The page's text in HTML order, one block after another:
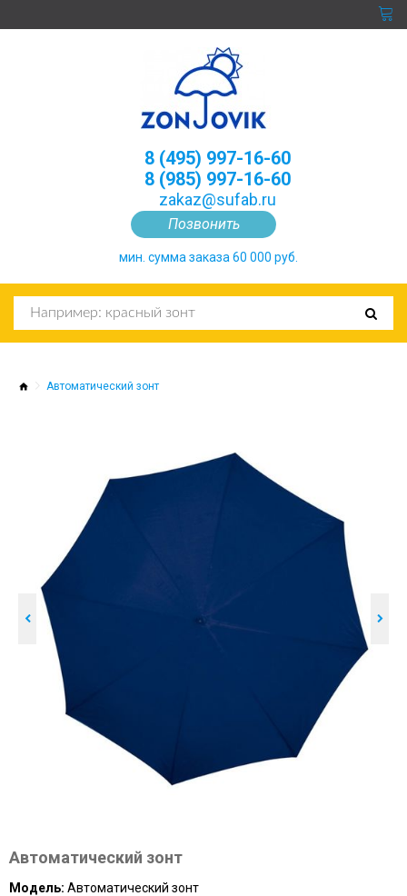
Позвонить
8 (495) 997-16-60
8 (985) 997-16-60
zakaz@sufab.ru
мин. сумма заказа 60 000 руб.
Автоматический зонт
Автоматический зонт
Модель: Автоматический зонт